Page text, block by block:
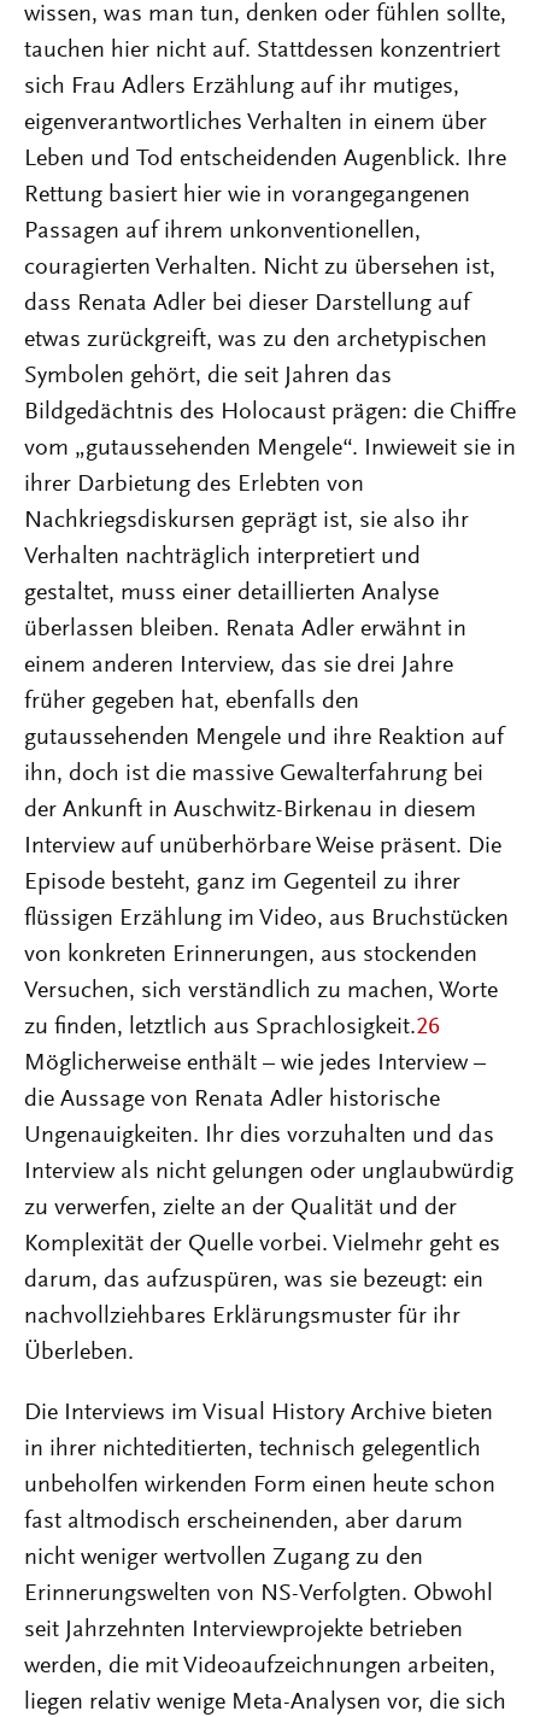
wissen, was man tun, denken oder fühlen sollte,
tauchen hier nicht auf. Stattdessen konzentriert
sich Frau Adlers Erzählung auf ihr mutiges,
eigenverantwortliches Verhalten in einem über
Leben und Tod entscheidenden Augenblick. Ihre
Rettung basiert hier wie in vorangegangenen
Passagen auf ihrem unkonventionellen,
couragierten Verhalten. Nicht zu übersehen ist,
dass Renata Adler bei dieser Darstellung auf
etwas zurückgreift, was zu den archetypischen
Symbolen gehört, die seit Jahren das
Bildgedächtnis des Holocaust prägen: die Chiffre
vom „gutaussehenden Mengele“. Inwieweit sie in
ihrer Darbietung des Erlebten von
Nachkriegsdiskursen geprägt ist, sie also ihr
Verhalten nachträglich interpretiert und
gestaltet, muss einer detaillierten Analyse
überlassen bleiben. Renata Adler erwähnt in
einem anderen Interview, das sie drei Jahre
früher gegeben hat, ebenfalls den
gutaussehenden Mengele und ihre Reaktion auf
ihn, doch ist die massive Gewalterfahrung bei
der Ankunft in Auschwitz-Birkenau in diesem
Interview auf unüberhörbare Weise präsent. Die
Episode besteht, ganz im Gegenteil zu ihrer
flüssigen Erzählung im Video, aus Bruchstücken
von konkreten Erinnerungen, aus stockenden
Versuchen, sich verständlich zu machen, Worte
zu finden, letztlich aus Sprachlosigkeit.26
Möglicherweise enthält – wie jedes Interview –
die Aussage von Renata Adler historische
Ungenauigkeiten. Ihr dies vorzuhalten und das
Interview als nicht gelungen oder unglaubwürdig
zu verwerfen, zielte an der Qualität und der
Komplexität der Quelle vorbei. Vielmehr geht es
darum, das aufzuspüren, was sie bezeugt: ein
nachvollziehbares Erklärungsmuster für ihr
Überleben.
Die Interviews im Visual History Archive bieten
in ihrer nichteditierten, technisch gelegentlich
unbeholfen wirkenden Form einen heute schon
fast altmodisch erscheinenden, aber darum
nicht weniger wertvollen Zugang zu den
Erinnerungswelten von NS-Verfolgten. Obwohl
seit Jahrzehnten Interviewprojekte betrieben
werden, die mit Videoaufzeichnungen arbeiten,
liegen relativ wenige Meta-Analysen vor, die sich